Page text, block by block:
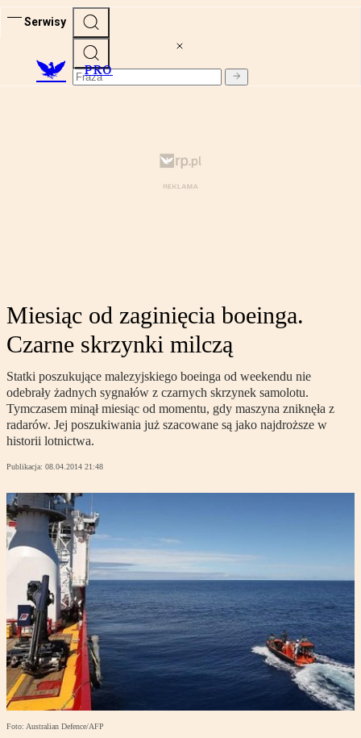
Serwisy
PRO
Miesiąc od zaginięcia boeinga.
Czarne skrzynki milczą
Statki poszukujące malezyjskiego boeinga od weekendu nie
odebrały żadnych sygnałów z czarnych skrzynek samolotu.
Tymczasem minął miesiąc od momentu, gdy maszyna zniknęła z
radarów. Jej poszukiwania już szacowane są jako najdroższe w
historii lotnictwa.
Publikacja: 08.04.2014 21:48
Foto: Australian Defence/AFP